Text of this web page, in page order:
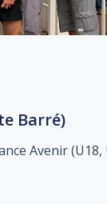
Barré)
Avenir (U18,